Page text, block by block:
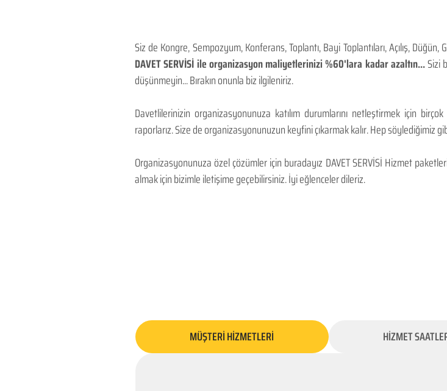
Siz de Kongre, Sempozyum, Konferans, Toplantı, Bayi Toplantıları, Açılış,
DAVET SERVİSİ ile organizasyon maliyetlerinizi %60'lara kadar azaltın...Sizi
düşünmeyin... Bırakın onunla biz ilgileniriz.
Davetlilerinizin organizasyonunuza katılım durumlarını netleştirmek için
raporlarız. Size de organizasyonunuzun keyfini çıkarmak kalır. Hep söylediğimiz
Organizasyonunuza özel çözümler için buradayız DAVET SERVİSİ Hizmet
almak için bizimle iletişime geçebilirsiniz. İyi eğlenceler dileriz.
MÜŞTERİ HİZMETLERİ HİZMET